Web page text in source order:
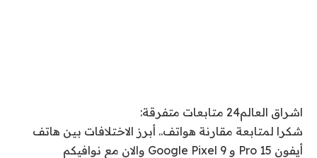
اشراق العالم24 متابعات متفرقة:
شكرا لمتابعة مقارنة هواتف.. أبرز الاختلافات بين هاتف
أيفون 15 Pro و Google Pixel 9 والان مع نوافيكم